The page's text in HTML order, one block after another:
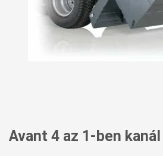
Avant 4 az 1-ben kanál